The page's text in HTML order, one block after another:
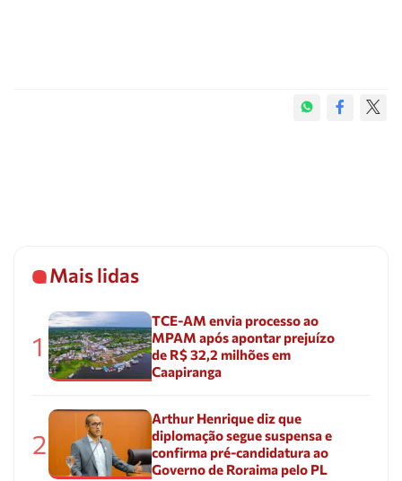
Mais lidas
1
TCE-AM envia processo ao
MPAM após apontar prejuízo
de R$ 32,2 milhões em
Caapiranga
2
Arthur Henrique diz que
diplomação segue suspensa e
confirma pré-candidatura ao
Governo de Roraima pelo PL